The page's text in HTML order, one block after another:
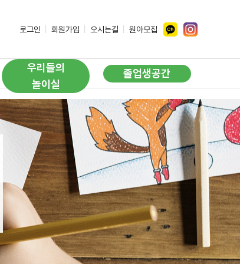
로그인 회원가입 오시는길 원아모집
우리들의
놀이실
졸업생공간